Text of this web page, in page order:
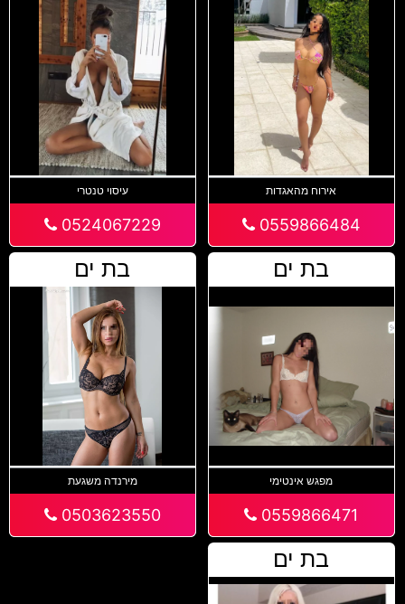
אירוח מהאגדות
0559866484
עיסוי טנטרי
0524067229
בת ים
מפגש אינטימי
0559866471
בת ים
מירנדה משגעת
0503623550
בת ים